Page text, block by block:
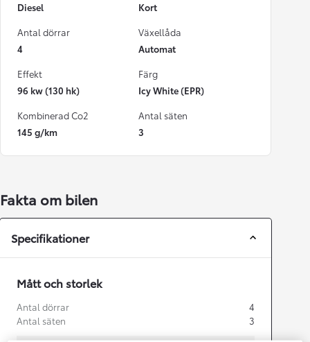
Diesel
Kort
Antal dörrar
4
Växellåda
Automat
Effekt
96 kw (130 hk)
Färg
Icy White (EPR)
Kombinerad Co2
145 g/km
Antal säten
3
Fakta om bilen
Specifikationer
Mått och storlek
Antal dörrar
4
Antal säten
3